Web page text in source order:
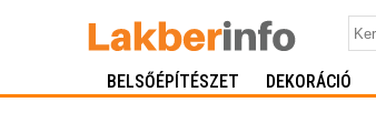
BELSŐÉPÍTÉSZET DEKORÁCIÓ